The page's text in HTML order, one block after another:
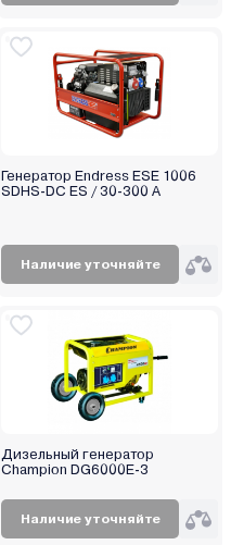
Генератор Endress ESE 1006
SDHS-DC ES / 30-300 A
Наличие уточняйте
Дизельный генератор
Champion DG6000E-3
Наличие уточняйте